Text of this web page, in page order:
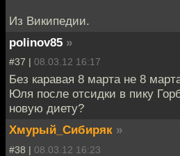
Из Википедии.
polinov85 »
#37 | 08.03.12 16:17
Без каравая 8 марта не 8
Юля после отсидки в пику
новую диету?
Хмурый_Сибиряк »
#38 | 08.03.12 16:23